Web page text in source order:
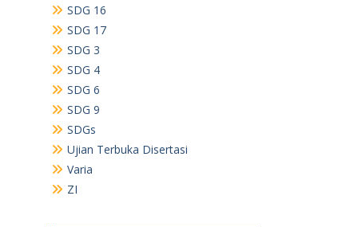
SDG 16
SDG 17
SDG 3
SDG 4
SDG 6
SDG 9
SDGs
Ujian Terbuka Disertasi
Varia
ZI